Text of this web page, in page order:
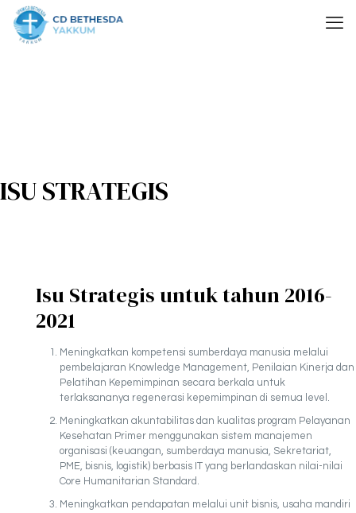
ISU STRATEGIS
Isu Strategis untuk tahun 2016-
2021
Meningkatkan kompetensi sumberdaya manusia melalui
pembelajaran Knowledge Management, Penilaian Kinerja dan
Pelatihan Kepemimpinan secara berkala untuk
terlaksananya regenerasi kepemimpinan di semua level.
Meningkatkan akuntabilitas dan kualitas program Pelayanan
Kesehatan Primer menggunakan sistem manajemen
organisasi (keuangan, sumberdaya manusia, Sekretariat,
PME, bisnis, logistik) berbasis IT yang berlandaskan nilai-nilai
Core Humanitarian Standard.
Meningkatkan pendapatan melalui unit bisnis, usaha mandiri